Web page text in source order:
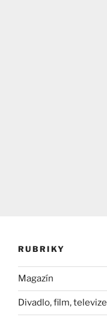
RUBRIKY
Magazín
Divadlo, film, televize